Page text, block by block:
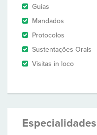
Guias
Mandados
Protocolos
Sustentações Orais
Visitas in loco
Especialidades